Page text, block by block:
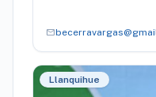
mail
Llanquihue